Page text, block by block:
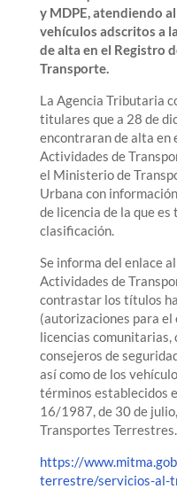
y MDPE, atendiendo
vehículos adscritos a
de alta en el Registro
Transporte.
La Agencia Tributaria
titulares que a 28 de
encontraran de alta en
Actividades de
el Ministerio de
Urbana con
de licencia de la que
clasificación.
Se informa del enlace
Actividades de
contrastar los títulos
(autorizaciones para
licencias comunitarias,
consejeros de
así como de los
términos establecidos
16/1987, de 30 de
Transportes Terrestres.
https://
terrestre/servicios-al-